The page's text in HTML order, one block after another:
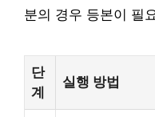
분의 경우 등본이 필
단
계
실행 방법